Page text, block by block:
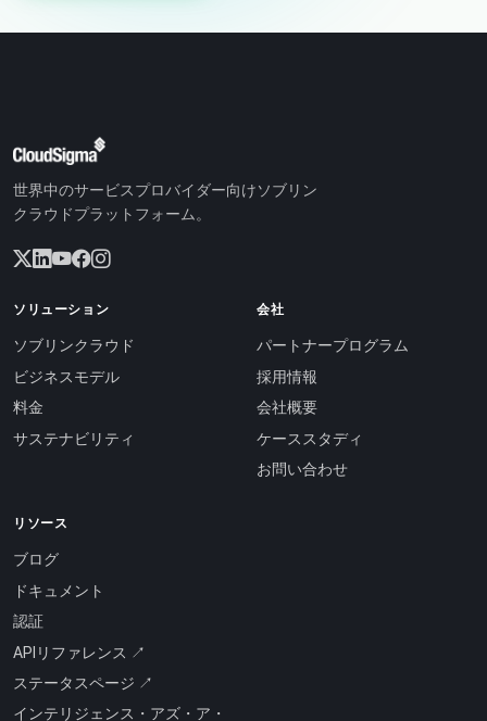
世界中のサービスプロバイダー向けソブリン
クラウドプラットフォーム。
ソリューション
ソブリンクラウド
ビジネスモデル
料金
サステナビリティ
会社
パートナープログラム
採用情報
会社概要
ケーススタディ
お問い合わせ
リソース
ブログ
ドキュメント
認証
APIリファレンス ↗
ステータスページ ↗
インテリジェンス・アズ・ア・